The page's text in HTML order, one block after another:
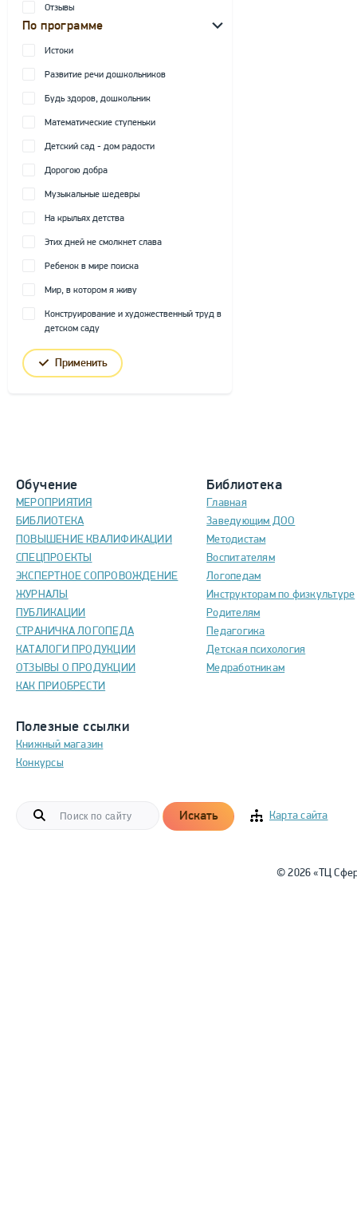
Отзывы
По программе
Истоки
Развитие речи дошкольников
Будь здоров, дошкольник
Математические ступеньки
Детский сад - дом радости
Дорогою добра
Музыкальные шедевры
На крыльях детства
Этих дней не смолкнет слава
Ребенок в мире поиска
Мир, в котором я живу
Конструирование и художественный труд в
детском саду
Применить
Обучение
МЕРОПРИЯТИЯ
БИБЛИОТЕКА
ПОВЫШЕНИЕ КВАЛИФИКАЦИИ
СПЕЦПРОЕКТЫ
ЭКСПЕРТНОЕ СОПРОВОЖДЕНИЕ
ЖУРНАЛЫ
ПУБЛИКАЦИИ
СТРАНИЧКА ЛОГОПЕДА
КАТАЛОГИ ПРОДУКЦИИ
ОТЗЫВЫ О ПРОДУКЦИИ
КАК ПРИОБРЕСТИ
Полезные ссылки
Книжный магазин
Конкурсы
Библиотека
Главная
Заведующим ДОО
Методистам
Воспитателям
Логопедам
Инструкторам по физкультуре
Родителям
Педагогика
Детская психология
Медработникам
Искать Карта сайта
© 2026 «ТЦ